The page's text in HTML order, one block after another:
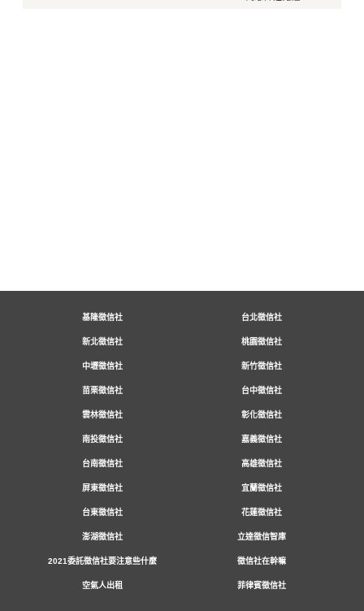
基隆徵信社 台北徵信社
新北徵信社 桃園徵信社
中壢徵信社 新竹徵信社
苗栗徵信社 台中徵信社
雲林徵信社 彰化徵信社
南投徵信社 嘉義徵信社
台南徵信社 高雄徵信社
屏東徵信社 宜蘭徵信社
台東徵信社 花蓮徵信社
澎湖徵信社 立達徵信智庫
2021委託徵信社要注意些什麼 徵信社在幹嘛
空氣人出租 菲律賓徵信社